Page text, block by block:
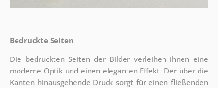
Bedruckte Seiten
Die bedruckten Seiten der Bilder verleihen ihnen eine
moderne Optik und einen eleganten Effekt. Der über die
Kanten hinausgehende Druck sorgt für einen fließenden